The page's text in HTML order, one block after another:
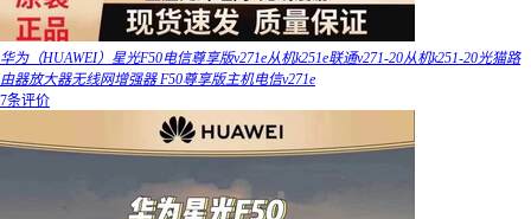
华为（HUAWEI）星光F50电信尊享版v271e从机k251e联通v271-20从机k251-20光猫路
由器放大器无线网增强器 F50尊享版主机电信v271e
7条评价